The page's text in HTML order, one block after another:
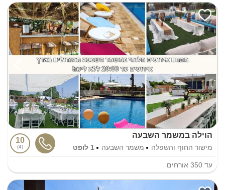
הוילה במשמר השבעה
מישור החוף והשפלה משמר השבעה 1 לופט
10
4
עד 350 אורחים